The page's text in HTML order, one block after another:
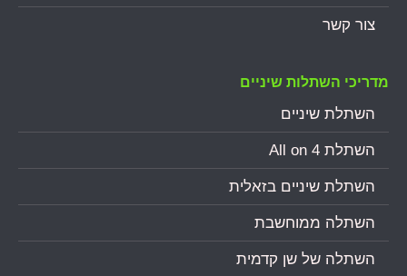
צור קשר
מדריכי השתלות שיניים
השתלת שיניים
השתלת All on 4
השתלת שיניים בזאלית
השתלה ממוחשבת
השתלה של שן קדמית